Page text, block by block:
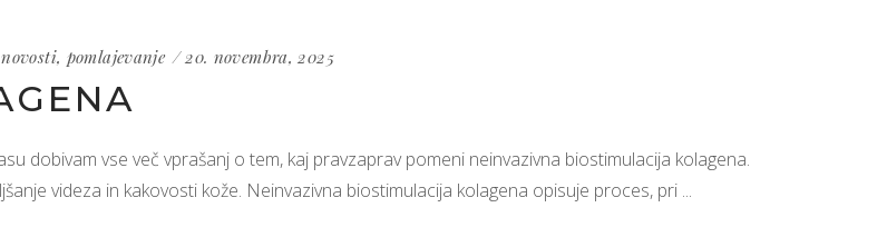
novosti, pomlajevanje 20. novembra, 2025
dobivam vse več vprašanj o tem, kaj pravzaprav pomeni neinvazivna biostimulacija kolagena.
videza in kakovosti kože. Neinvazivna biostimulacija kolagena opisuje proces, pri